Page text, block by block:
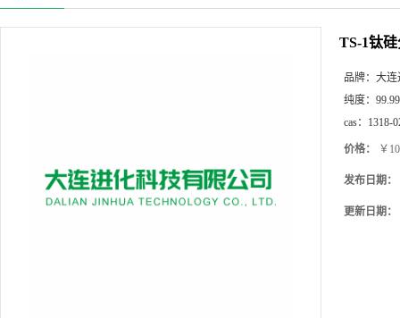
TS-1钛
品牌： 大连
纯度： 99.99
cas： 1318-
价格： ￥
发布日期：
更新日期：